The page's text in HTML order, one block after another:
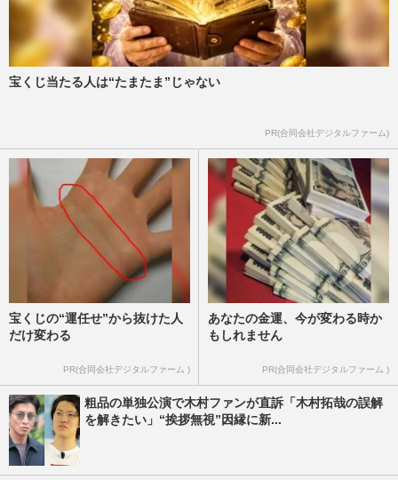
宝くじ当たる人は“たまたま”じゃない
PR(合同会社デジタルファーム)
宝くじの“運任せ”から抜けた人
だけ変わる
PR(合同会社デジタルファーム )
あなたの金運、今が変わる時か
もしれません
PR(合同会社デジタルファーム )
粗品の単独公演で木村ファンが直訴「木村拓哉の誤解
を解きたい」“挨拶無視”因縁に新...